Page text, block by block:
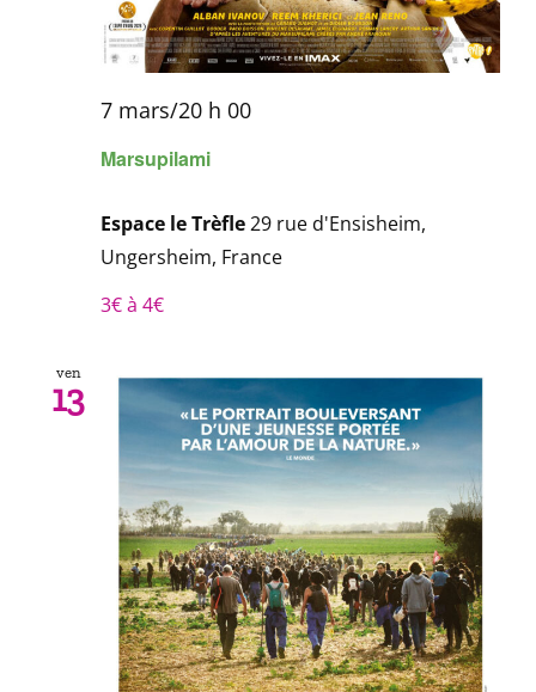
Marsupilami
7 mars/20 h 00
Espace le Trèfle29 rue d'Ensisheim,
Ungersheim, France
3€ à 4€
ven
13